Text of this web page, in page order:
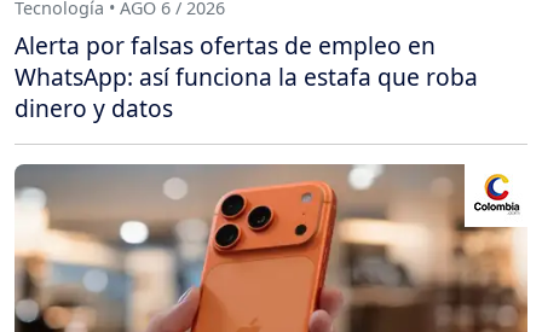
Tecnología • AGO 6 / 2026
Alerta por falsas ofertas de empleo en
WhatsApp: así funciona la estafa que roba
dinero y datos